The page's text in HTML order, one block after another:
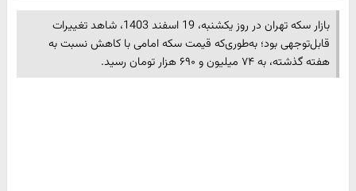
بازار سکه تهران در روز یکشنبه، 19 اسفند 1403، شاهد تغییرات
قابل‌توجهی بود؛ به‌طوری‌که قیمت سکه امامی با کاهش نسبت به
هفته گذشته، به ۷۴ میلیون و ۶۹۰ هزار تومان رسید.